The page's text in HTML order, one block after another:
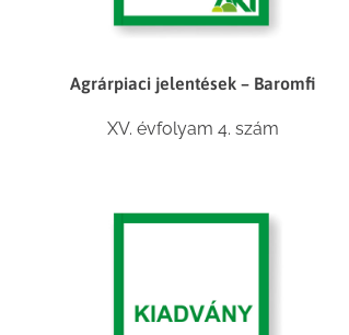
Agrárpiaci jelentések – Baromfi
XV. évfolyam 4. szám